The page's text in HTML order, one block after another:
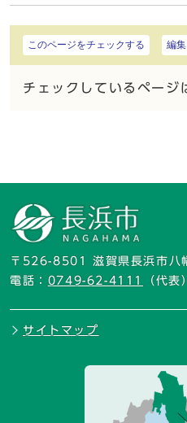
このページをチェックする 編集
チェックしているページ
〒526-8501 滋賀県長浜市八
電話： 0749-62-4111 （代表
サイトマップ